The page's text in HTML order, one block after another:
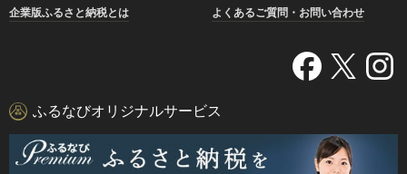
企業版ふるさと納税とは
よくあるご質問・お問い合わせ
ふるなびオリジナルサービス